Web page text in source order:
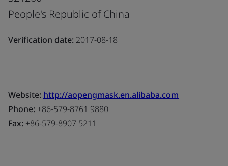
People's Republic of China
Verification date: 2017-08-18
Website: http://aopengmask.en.alibaba.com
Phone: +86-579-8761 9880
Fax: +86-579-8907 5211